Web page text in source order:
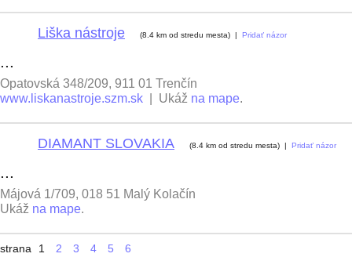
Liška nástroje (8.4 km od stredu mesta) | Pridať názor
...
Opatovská 348/209, 911 01 Trenčín
www.liskanastroje.szm.sk | Ukáž na mape.
DIAMANT SLOVAKIA (8.4 km od stredu mesta) | Pridať názor
...
Májová 1/709, 018 51 Malý Kolačín
Ukáž na mape.
strana 1 2 3 4 5 6